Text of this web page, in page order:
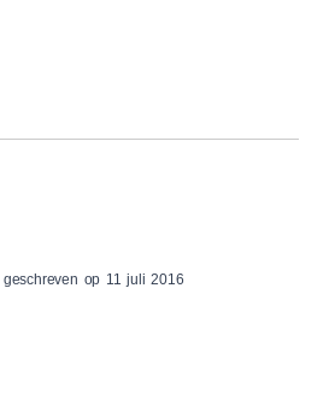
geschreven op 11 juli 2016